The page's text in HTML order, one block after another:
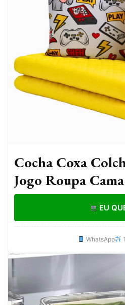
Cocha Coxa
Jogo Roupa
Solteiro 5 Pçs
Menino GamerEU
WhatsApp